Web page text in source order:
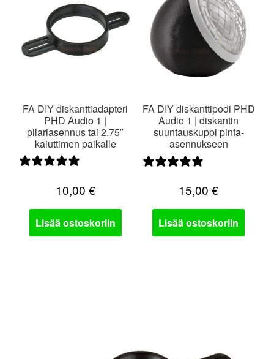
FA DIY diskanttiadapteri
PHD Audio 1 |
pilariasennus tai 2.75″
kaiuttimen paikalle
10,00 €
Lisää ostoskoriin
FA DIY diskanttipodi PHD
Audio 1 | diskantin
suuntauskuppi pinta-
asennukseen
15,00€
Lisää ostoskoriin